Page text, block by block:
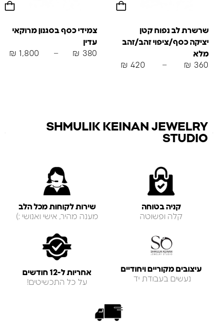
שרשרת לב נפוח קטן
יציקה כסף/ציפוי זהב/זהב
מלא
₪ 360
–
₪ 420
צמידי כסף בסגנון מרוקאי
עדין
₪ 380
–
₪ 1,800
SHMULIK KEINAN JEWELRY
STUDIO
קניה בטוחה
קלה ופשוטה
שירות לקוחות מכל הלב
מענה מהיר, אישי ואנושי :)
עיצובים מקוריים ויחודיים
נעשים בעבודת יד
אחריות ל-12 חודשים
על כל התכשיטים!